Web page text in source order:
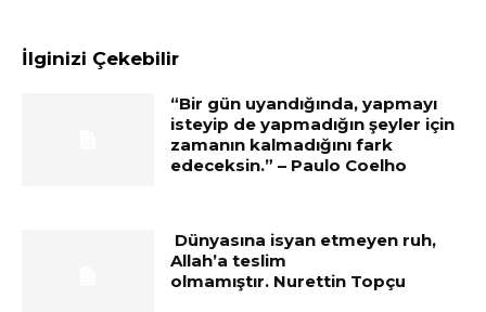
İlginizi Çekebilir
“Bir gün uyandığında, yapmayı
isteyip de yapmadığın şeyler için
zamanın kalmadığını fark
edeceksin.” – Paulo Coelho
Dünyasına isyan etmeyen ruh,
Allah’a teslim
olmamıştır. Nurettin Topçu